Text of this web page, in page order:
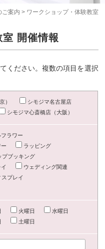
ご案内 > ワークショップ・体験教室
開催情報
ください。複数の項目を選択
）
シモジマ名古屋店
シモジマ心斎橋店（大阪）
ラワー
ラッピング
プブッキング
ウェディング関連
スプレイ
火曜日
水曜日
土曜日